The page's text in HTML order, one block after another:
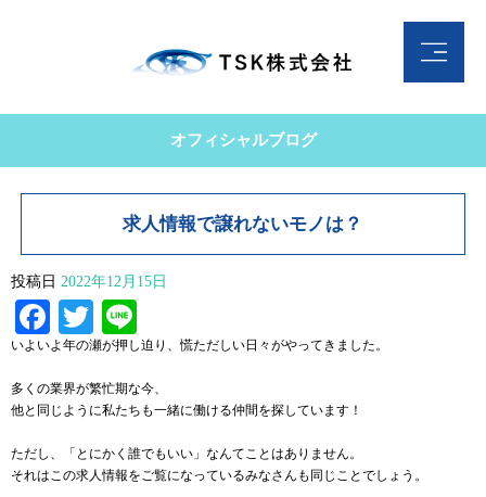
オフィシャルブログ
求人情報で譲れないモノは？
投稿日 2022年12月15日
Facebook
Twitter
いよいよ年の瀬が押し迫り、慌ただしい日々がやってきました。
多くの業界が繁忙期な今、
他と同じように私たちも一緒に働ける仲間を探しています！
ただし、「とにかく誰でもいい」なんてことはありません。
それはこの求人情報をご覧になっているみなさんも同じことでしょう。